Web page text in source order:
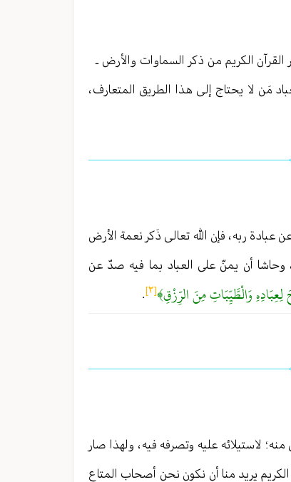
القرآن الكريم من ذكر السماوات والأرض ـ
مَن لا يحتاج إلى هذا الطريق المتعارف ،
ربه ، فإن الله تعالى ذَكر نعمة الأرض
وحاشا أن يمنّ على العباد بما فيه صدّ عن
وَالْطَّيِّبَاتِ مِنَ الرِّزْقِ﴾[٢] .
؛ لاستيلائه عليه وتصرفه فيه ، ولهذا صار
يريد منا أن نكون نحن أصحاب المتاع